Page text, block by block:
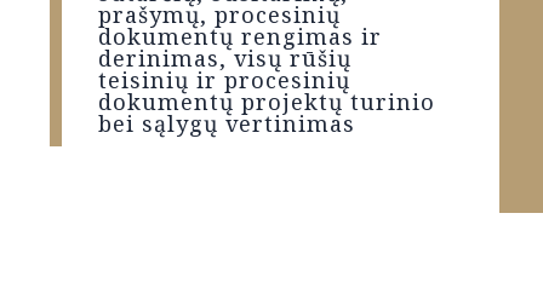
prašymų, procesinių
dokumentų rengimas ir
derinimas, visų rūšių
teisinių ir procesinių
dokumentų projektų turinio
bei sąlygų vertinimas